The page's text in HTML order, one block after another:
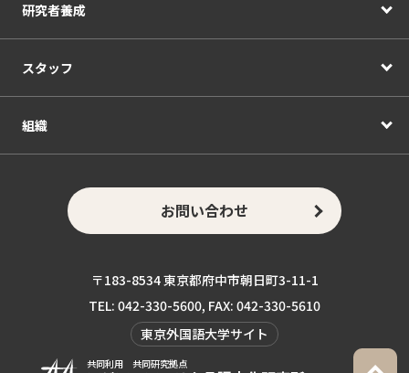
研究者養成
スタッフ
組織
お問い合わせ
〒183-8534 東京都府中市朝日町3-11-1
TEL: 042-330-5600, FAX: 042-330-5610
東京外国語大学サイト
共同利用 共同研究拠点